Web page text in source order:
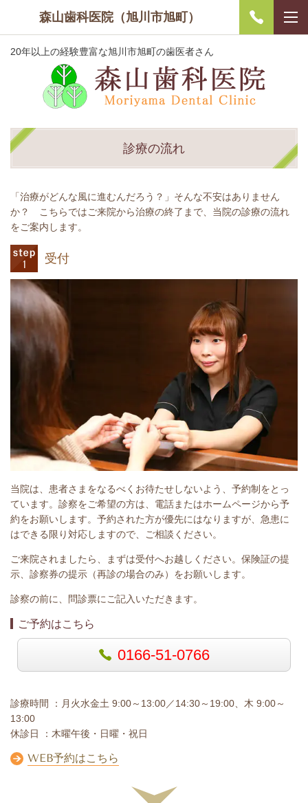
森山歯科医院（旭川市旭町）
20年以上の経験豊富な旭川市旭町の歯医者さん
診療の流れ
「治療がどんな風に進むんだろう？」そんな不安はありません
か？
こちらではご来院から治療の終了まで、当院の診療の流れ
をご案内します。
受付
当院は、患者さまをなるべくお待たせしないよう、予約制をとっ
ています。診察をご希望の方は、電話またはホームページから予
約をお願いします。予約された方が優先にはなりますが、急患に
はできる限り対応しますので、ご相談ください。
ご来院されましたら、まずは受付へお越しください。保険証の提
示、診察券の提示（再診の場合のみ）をお願いします。
診察の前に、問診票にご記入いただきます。
ご予約はこちら
0166-51-0766
診療時間
：月火水金土 9:00～13:00／14:30～19:00、木 9:00～
13:00
休診日 ： 木曜午後・日曜・祝日
WEB予約はこちら